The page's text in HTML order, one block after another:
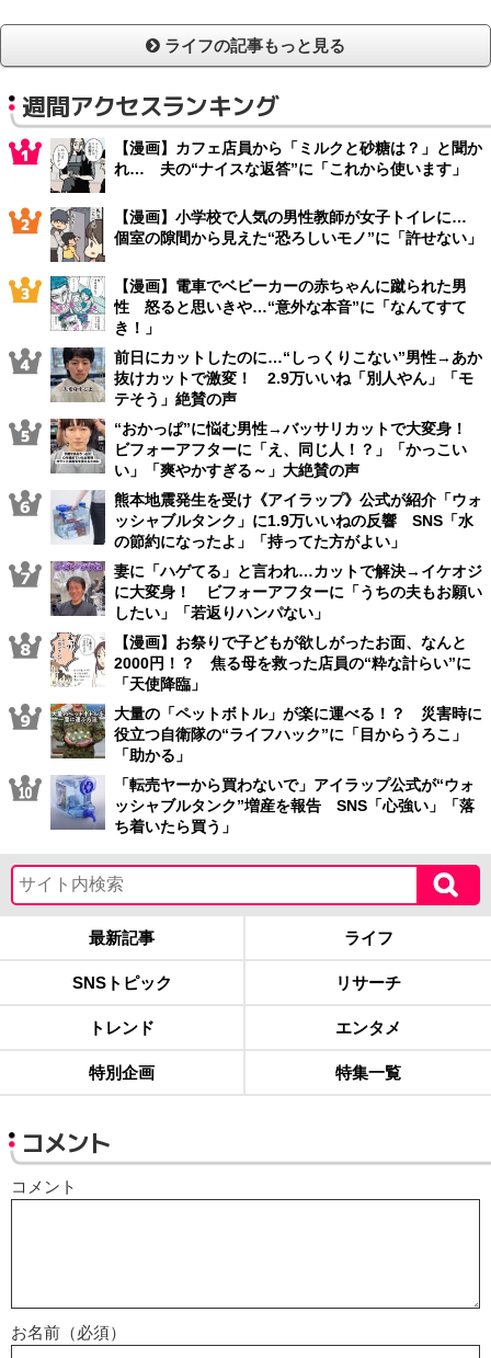
ライフの記事もっと見る
週間アクセスランキング
【漫画】カフェ店員から「ミルクと砂糖は？」と聞か
れ… 夫の“ナイスな返答”に「これから使います」
【漫画】小学校で人気の男性教師が女子トイレに…
個室の隙間から見えた“恐ろしいモノ”に「許せない」
【漫画】電車でベビーカーの赤ちゃんに蹴られた男
性 怒ると思いきや…“意外な本音”に「なんてすて
き！」
前日にカットしたのに…“しっくりこない”男性→あか
抜けカットで激変！ 2.9万いいね「別人やん」「モ
テそう」絶賛の声
“おかっぱ”に悩む男性→バッサリカットで大変身！
ビフォーアフターに「え、同じ人！？」「かっこい
い」「爽やかすぎる～」大絶賛の声
熊本地震発生を受け《アイラップ》公式が紹介「ウォ
ッシャブルタンク」に1.9万いいねの反響 SNS「水
の節約になったよ」「持ってた方がよい」
妻に「ハゲてる」と言われ…カットで解決→イケオジ
に大変身！ ビフォーアフターに「うちの夫もお願い
したい」「若返りハンパない」
【漫画】お祭りで子どもが欲しがったお面、なんと
2000円！？ 焦る母を救った店員の“粋な計らい”に
「天使降臨」
大量の「ペットボトル」が楽に運べる！？ 災害時に
役立つ自衛隊の“ライフハック”に「目からうろこ」
「助かる」
「転売ヤーから買わないで」アイラップ公式が“ウォ
ッシャブルタンク”増産を報告 SNS「心強い」「落
ち着いたら買う」
最新記事 ライフ
SNSトピック リサーチ
トレンド エンタメ
特別企画 特集一覧
コメント
コメント
お名前（必須）